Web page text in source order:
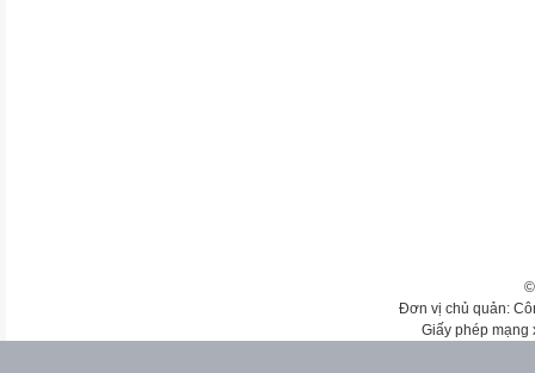
Đơn vị chủ quản:
Giấy phép mạng